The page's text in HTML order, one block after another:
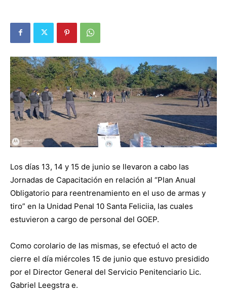
Los días 13, 14 y 15 de junio se llevaron a cabo las
Jornadas de Capacitación en relación al “Plan Anual
Obligatorio para reentrenamiento en el uso de armas y
tiro” en la Unidad Penal 10 Santa Feliciia, las cuales
estuvieron a cargo de personal del GOEP.
Como corolario de las mismas, se efectuó el acto de
cierre el día miércoles 15 de junio que estuvo presidido
por el Director General del Servicio Penitenciario Lic.
Gabriel Leegstra e.